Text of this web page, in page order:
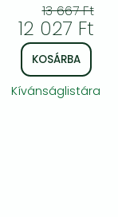
13 667 Ft
12 027 Ft
KOSÁRBA
Kívánságlistára